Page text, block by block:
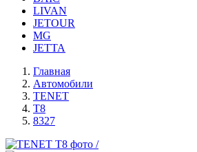
LIVAN
JETOUR
MG
JETTA
Главная
Автомобили
TENET
T8
8327